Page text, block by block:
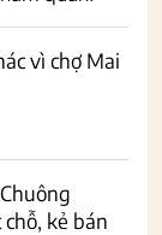
vì chợ Mai
kẻ bán